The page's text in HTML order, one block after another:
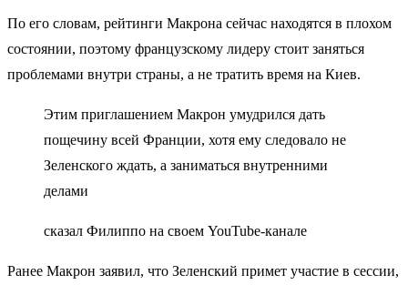
По его словам, рейтинги Макрона сейчас находятся в плохом
состоянии, поэтому французскому лидеру стоит заняться
проблемами внутри страны, а не тратить время на Киев.
Этим приглашением Макрон умудрился дать
пощечину всей Франции, хотя ему следовало не
Зеленского ждать, а заниматься внутренними
делами
сказал Филиппо на своем YouTube-канале
Ранее Макрон заявил, что Зеленский примет участие в сессии,